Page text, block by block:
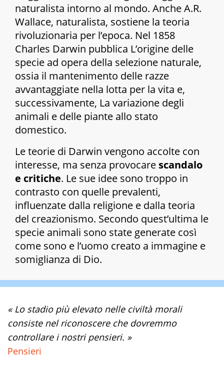
naturalista intorno al mondo. Anche A.R.
Wallace, naturalista, sostiene la teoria
rivoluzionaria per l’epoca. Nel 1858
Charles Darwin pubblica L’origine delle
specie ad opera della selezione naturale,
ossia il mantenimento delle razze
avvantaggiate nella lotta per la vita e,
successivamente, La variazione degli
animali e delle piante allo stato
domestico.
Le teorie di Darwin vengono accolte con
interesse, ma senza provocare scandalo
e critiche. Le sue idee sono troppo in
contrasto con quelle prevalenti,
influenzate dalla religione e dalla teoria
del creazionismo. Secondo quest’ultima le
specie animali sono state generate così
come sono e l’uomo creato a immagine e
somiglianza di Dio.
« Lo stadio più elevato nelle civiltà morali
consiste nel riconoscere che dovremmo
controllare i nostri pensieri. »
Pensieri